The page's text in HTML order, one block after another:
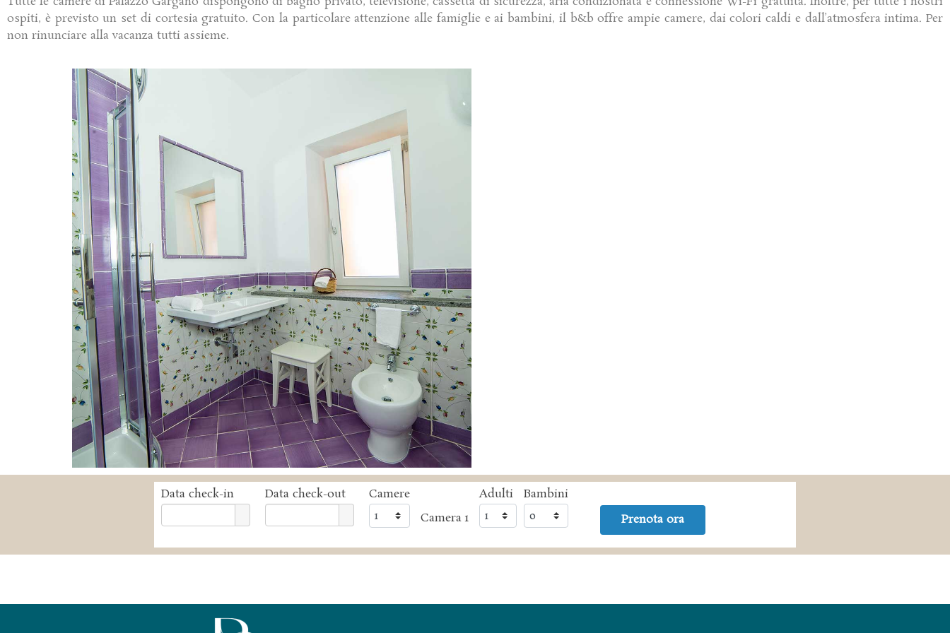
ospiti, è previsto un set di cortesia gratuito. Con la particolare attenzione alle famiglie e ai bambini, il b&b offre ampie camere, dai colori caldi e dall’atmosfera intima. Per
non rinunciare alla vacanza tutti assieme.
Data check-in Data check-out
Camere
Camera 1
Adulti
Bambini
Prenota ora